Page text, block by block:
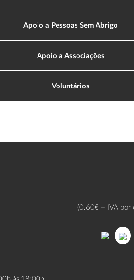
Apoio a Pessoas Sem Abrigo
Apoio a Associações
Voluntários
às 18:00h
(0.60€ + IVA por